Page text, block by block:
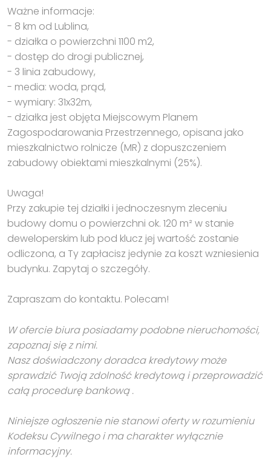
Ważne informacje:
- 8 km od Lublina,
- działka o powierzchni 1100 m2,
- dostęp do drogi publicznej,
- 3 linia zabudowy,
- media: woda, prąd,
- wymiary: 31x32m,
- działka jest objęta Miejscowym Planem
Zagospodarowania Przestrzennego, opisana jako
mieszkalnictwo rolnicze (MR) z dopuszczeniem
zabudowy obiektami mieszkalnymi (25%).
Uwaga!
Przy zakupie tej działki i jednoczesnym zleceniu
budowy domu o powierzchni ok. 120 m² w stanie
deweloperskim lub pod klucz jej wartość zostanie
odliczona, a Ty zapłacisz jedynie za koszt wzniesienia
budynku. Zapytaj o szczegóły.
Zapraszam do kontaktu. Polecam!
W ofercie biura posiadamy podobne nieruchomości,
zapoznaj się z nimi.
Nasz doświadczony doradca kredytowy może
sprawdzić Twoją zdolność kredytową i przeprowadzić
całą procedurę bankową .
Niniejsze ogłoszenie nie stanowi oferty w rozumieniu
Kodeksu Cywilnego i ma charakter wyłącznie
informacyjny.